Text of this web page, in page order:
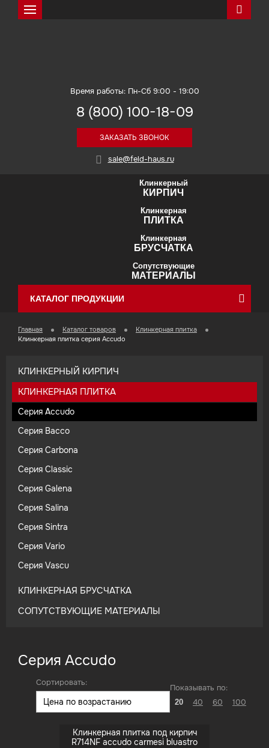
Feldhaus Klinker
Время работы: Пн-Сб 9:00 - 19:00
8 (800) 100-18-09
ЗАКАЗАТЬ ЗВОНОК
sale@feld-haus.ru
КАТАЛОГ ПРОДУКЦИИ
Клинкерный
КИРПИЧ
Клинкерная
ПЛИТКА
Клинкерная
БРУСЧАТКА
Сопутствующие
МАТЕРИАЛЫ
Главная Каталог товаров
Клинкерная плитка
Клинкерная плитка серия Accudo
КЛИНКЕРНЫЙ КИРПИЧ
КЛИНКЕРНАЯ ПЛИТКА
Cерия Accudo
Cерия Bacco
Cерия Carbona
Cерия Classic
Серия Galena
Cерия Salina
Cерия Sintra
Cерия Vario
Cерия Vascu
КЛИНКЕРНАЯ БРУСЧАТКА
СОПУТСТВУЮЩИЕ МАТЕРИАЛЫ
Cерия Accudo
Сортировать: Показывать по:
20 40 60 100
Клинкерная плитка под кирпич
R714NF accudo carmesi bluastro